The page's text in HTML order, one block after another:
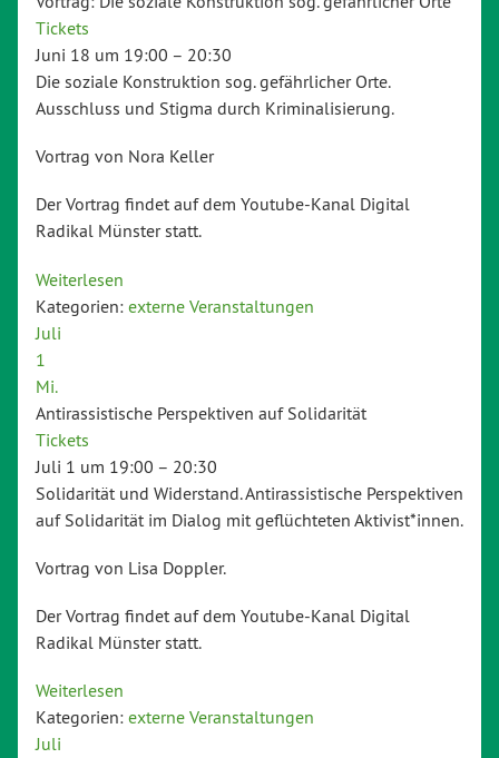
Tickets
Juni 18 um 19:00 – 20:30
Die soziale Konstruktion sog. gefährlicher Orte.
Ausschluss und Stigma durch Kriminalisierung.
Vortrag von Nora Keller
Der Vortrag findet auf dem Youtube-Kanal Digital
Radikal Münster statt.
Weiterlesen
Kategorien: externe Veranstaltungen
Juli
1
Mi.
Antirassistische Perspektiven auf Solidarität
Tickets
Juli 1 um 19:00 – 20:30
Solidarität und Widerstand. Antirassistische Perspektiven
auf Solidarität im Dialog mit geflüchteten Aktivist*innen.
Vortrag von Lisa Doppler.
Der Vortrag findet auf dem Youtube-Kanal Digital
Radikal Münster statt.
Weiterlesen
Kategorien: externe Veranstaltungen
Juli